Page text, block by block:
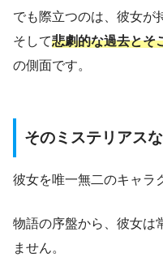
でも際立つのは、彼女が
そして悲劇的な過去とそ
の側面です。
そのミステリアス
彼女を唯一無二のキャラ
物語の序盤から、彼女は
ません。